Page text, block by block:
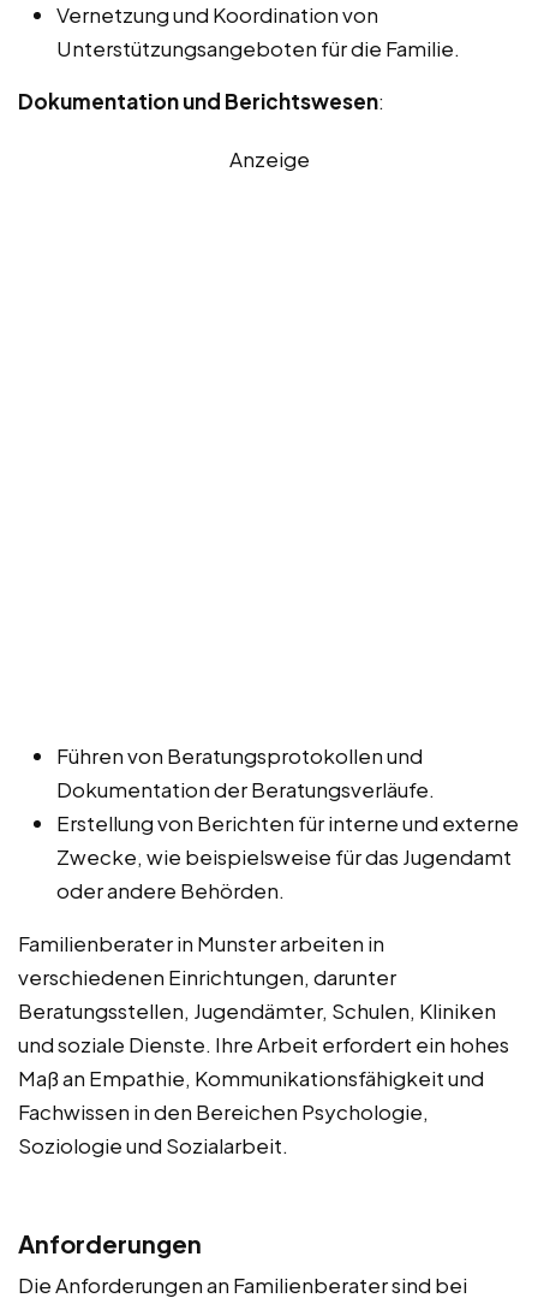
Vernetzung und Koordination von
Unterstützungsangeboten für die Familie.
Dokumentation und Berichtswesen:
Anzeige
Führen von Beratungsprotokollen und
Dokumentation der Beratungsverläufe.
Erstellung von Berichten für interne und externe
Zwecke, wie beispielsweise für das Jugendamt
oder andere Behörden.
Familienberater in Munster arbeiten in
verschiedenen Einrichtungen, darunter
Beratungsstellen, Jugendämter, Schulen, Kliniken
und soziale Dienste. Ihre Arbeit erfordert ein hohes
Maß an Empathie, Kommunikationsfähigkeit und
Fachwissen in den Bereichen Psychologie,
Soziologie und Sozialarbeit.
Anforderungen
Die Anforderungen an Familienberater sind bei